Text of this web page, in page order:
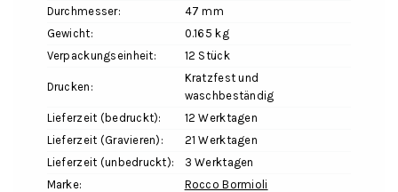
Durchmesser:
47 mm
Gewicht:
0.165 kg
Verpackungseinheit:
12 Stück
Drucken:
Kratzfest und
waschbeständig
Lieferzeit (bedruckt):
12 Werktagen
Lieferzeit (Gravieren):
21 Werktagen
Lieferzeit (unbedruckt):
3 Werktagen
Marke:
Rocco Bormioli